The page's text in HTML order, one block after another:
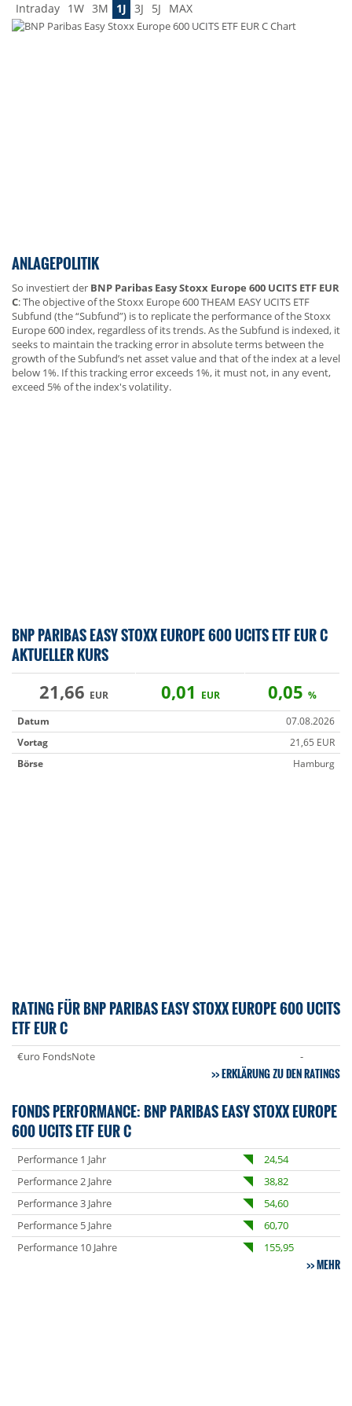
Intraday 1W 3M 1J 3J 5J MAX
ANLAGEPOLITIK
So investiert der BNP Paribas Easy Stoxx Europe 600 UCITS ETF EUR
C: The objective of the Stoxx Europe 600 THEAM EASY UCITS ETF
Subfund (the “Subfund”) is to replicate the performance of the Stoxx
Europe 600 index, regardless of its trends. As the Subfund is indexed, it
seeks to maintain the tracking error in absolute terms between the
growth of the Subfund’s net asset value and that of the index at a level
below 1%. If this tracking error exceeds 1%, it must not, in any event,
exceed 5% of the index's volatility.
BNP PARIBAS EASY STOXX EUROPE 600 UCITS ETF EUR C
AKTUELLER KURS
21,66 EUR 0,01 EUR 0,05 %
Datum
07.08.2026
Vortag
21,65 EUR
Börse
Hamburg
RATING FÜR BNP PARIBAS EASY STOXX EUROPE 600 UCITS
ETF EUR C
€uro FondsNote -
ERKLÄRUNG ZU DEN RATINGS
FONDS PERFORMANCE: BNP PARIBAS EASY STOXX EUROPE
600 UCITS ETF EUR C
Performance 1 Jahr
24,54
Performance 2 Jahre
38,82
Performance 3 Jahre
54,60
Performance 5 Jahre
60,70
Performance 10 Jahre
155,95
MEHR